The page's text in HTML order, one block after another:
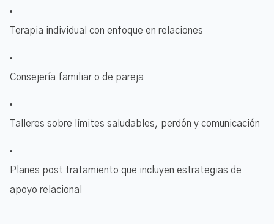
Terapia individual con enfoque en relaciones
Consejería familiar o de pareja
Talleres sobre límites saludables, perdón y comunicación
Planes post tratamiento que incluyen estrategias de
apoyo relacional